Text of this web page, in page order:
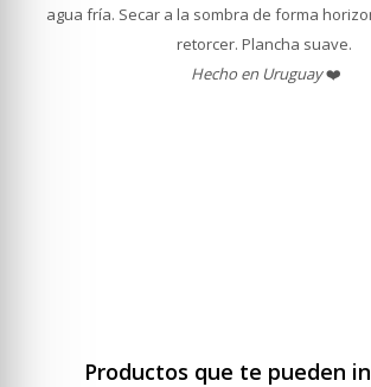
agua fría. Secar a la sombra de forma
retorcer. Plancha suave.
Hecho en Uruguay❤️
Productos que te pueden